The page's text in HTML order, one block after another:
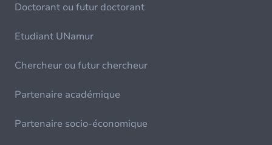
Doctorant ou futur doctorant
Etudiant UNamur
Chercheur ou futur chercheur
Partenaire académique
Partenaire socio-économique